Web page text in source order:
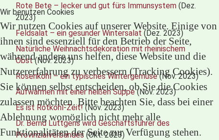
Rote Bete – lecker und gut fürs Immunsystem (Dez.
2023)
Feldsalat – ein gesunder Wintersalat (Dez. 2023)
Natürliche Weihnachtsdekoration mit rheinischem
Obst (Nov. 2023)
Rosenkohl – ein typisches Wintergemüse (Nov. 2023)
Aufwärmen mit einer heißen Suppe (Nov. 2023)
Es ist Rotkohl-Zeit! (Nov. 2023)
Dr. Bernd Lüttgens wird Geschäftsführer des
Provinzialverbandes (Okt. 2023)
Wir benutzen Cookies
Wir nutzen Cookies auf unserer Website. Einige von
ihnen sind essenziell für den Betrieb der Seite,
während andere uns helfen, diese Website und die
Nutzererfahrung zu verbessern (Tracking Cookies).
Sie können selbst entscheiden, ob Sie die Cookies
zulassen möchten. Bitte beachten Sie, dass bei einer
Ablehnung womöglich nicht mehr alle
Funktionalitäten der Seite zur Verfügung stehen.